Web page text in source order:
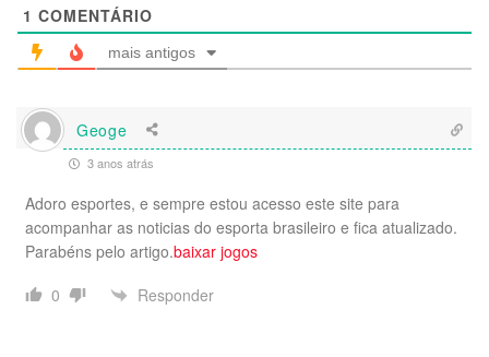
1 COMENTÁRIO
mais antigos
Geoge
3 anos atrás
Adoro esportes, e sempre estou acesso este site para
acompanhar as noticias do esporta brasileiro e fica atualizado.
Parabéns pelo artigo.baixar jogos
0
Responder